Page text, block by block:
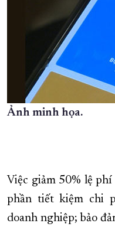
Ảnh minh họa.
Việc giảm 50% lệ
phần tiết kiệm chi
doanh nghiệp; bảo